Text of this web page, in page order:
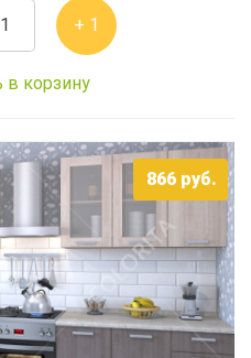
+ 1
корзину
866 руб.